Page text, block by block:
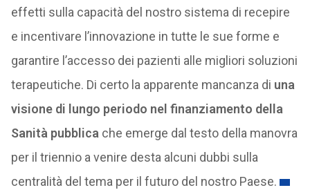
effetti sulla capacità del nostro sistema di recepire
e incentivare l’innovazione in tutte le sue forme e
garantire l’accesso dei pazienti alle migliori soluzioni
terapeutiche. Di certo la apparente mancanza di una
visione di lungo periodo nel finanziamento della
Sanità pubblica che emerge dal testo della manovra
per il triennio a venire desta alcuni dubbi sulla
centralità del tema per il futuro del nostro Paese.